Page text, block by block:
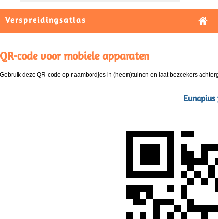
Verspreidingsatlas
QR-code voor mobiele apparaten
Gebruik deze QR-code op naambordjes in (heem)tuinen en laat bezoekers